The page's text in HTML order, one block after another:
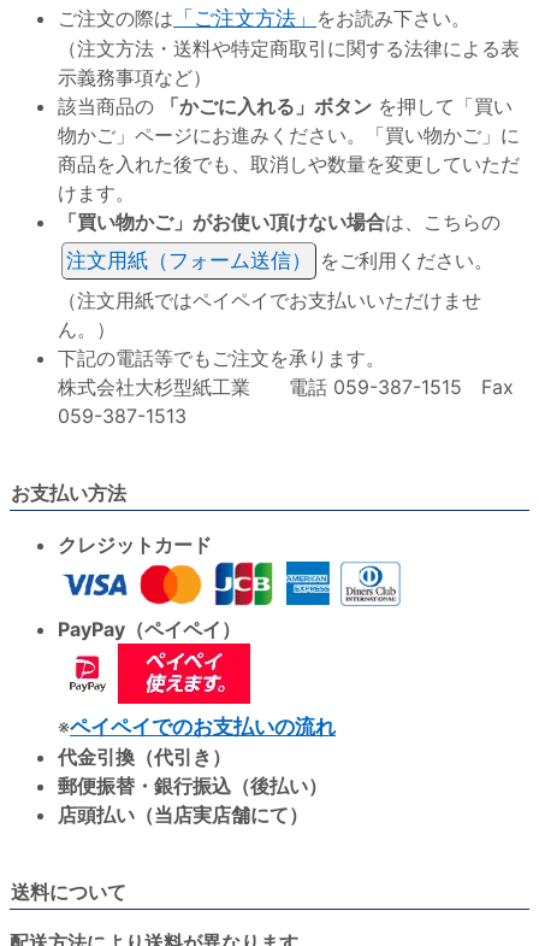
ご注文の際は 「ご注文方法」 をお読み下さい。
（注文方法・送料や特定商取引に関する法律による表
示義務事項など）
該当商品の
「かごに入れる」ボタン を押して「買い
物かご」ページにお進みください。「買い物かご」に
商品を入れた後でも、取消しや数量を変更していただ
けます。
「買い物かご」がお使い頂けない場合は、こちらの
注文用紙（フォーム送信）
をご利用ください。
（注文用紙ではペイペイでお支払いいただけませ
ん。）
下記の電話等でもご注文を承ります。
株式会社大杉型紙工業 電話 059-387-1515 Fax
059-387-1513
お支払い方法
クレジットカード
PayPay（ペイペイ）
※ペイペイでのお支払いの流れ
代金引換（代引き）
郵便振替・銀行振込（後払い）
店頭払い（当店実店舗にて）
送料について